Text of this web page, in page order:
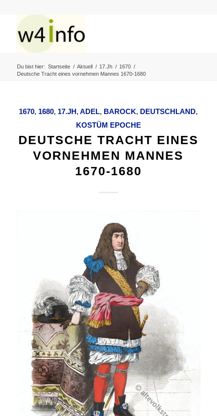
Du bist hier: Startseite / Aktuell / 17.Jh / 1670 /
Deutsche Tracht eines vornehmen Mannes 1670-1680
1670, 1680, 17.JH,ADEL, BAROCK, DEUTSCHLAND,
KOSTÜM EPOCHE
DEUTSCHE TRACHT EINES
VORNEHMEN MANNES
1670-1680